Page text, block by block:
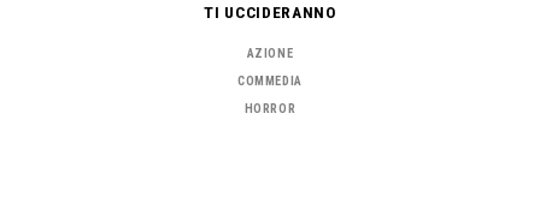
TI UCCIDERANNO
AZIONE
COMMEDIA
HORROR